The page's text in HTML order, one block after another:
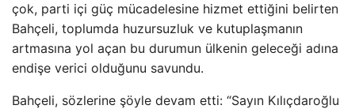
çok, parti içi güç mücadelesine hizmet ettiğini belirten
Bahçeli, toplumda huzursuzluk ve kutuplaşmanın
artmasına yol açan bu durumun ülkenin geleceği adına
endişe verici olduğunu savundu.
Bahçeli, sözlerine şöyle devam etti: “Sayın Kılıçdaroğlu